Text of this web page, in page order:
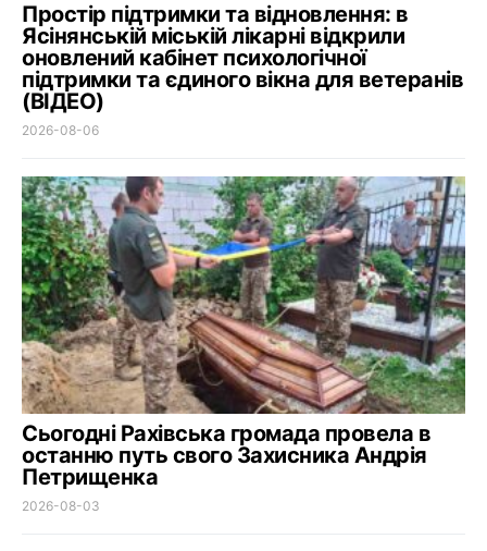
Простір підтримки та відновлення: в
Ясінянській міській лікарні відкрили
оновлений кабінет психологічної
підтримки та єдиного вікна для ветеранів
(ВІДЕО)
2026-08-06
Сьогодні Рахівська громада провела в
останню путь свого Захисника Андрія
Петрищенка
2026-08-03